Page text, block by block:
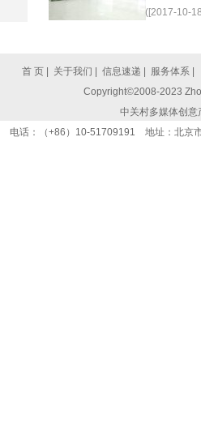
([2017-10-
首 页 关于我们 信息速递 服务体系
Copyright©2008-2023
中关村多媒体创
电话：（+86）10-51709191 地址：北京